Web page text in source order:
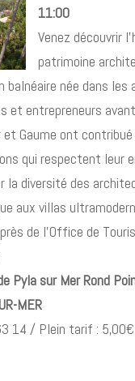
11:00
Venez découvrir
patrimoine
balnéaire née dans les
et entrepreneurs
Gaume ont contribué
qui respectent leur
la diversité des
aux villas
de l’Office de
Pyla sur Mer Rond
MER
14 / Plein tarif :